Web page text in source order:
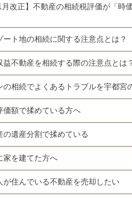
月改正】不動産の相続税評価が「
ート地の相続に関する注意点とは？
益不動産を相続する際の注意点とは
の相続でよくあるトラブルを宇都宮
価額で揉めている方へ
の遺産分割で揉めている
家を建てた方へ
が住んでいる不動産を売却したい